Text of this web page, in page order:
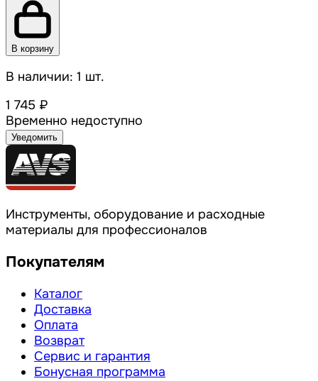
В корзину
В наличии: 1 шт.
1 745 ₽
Временно недоступно
Уведомить
Инструменты, оборудование и расходные
материалы для профессионалов
Покупателям
Каталог
Доставка
Оплата
Возврат
Сервис и гарантия
Бонусная программа